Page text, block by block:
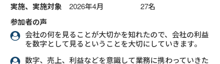
実施、実施対象 2026年4月 27名
参加者の声
会社の何を見ることが大切かを知れたので、会社の利益
を数字として見るということを大切にしていきます。
数字、売上、利益などを意識して業務に携わっていきた